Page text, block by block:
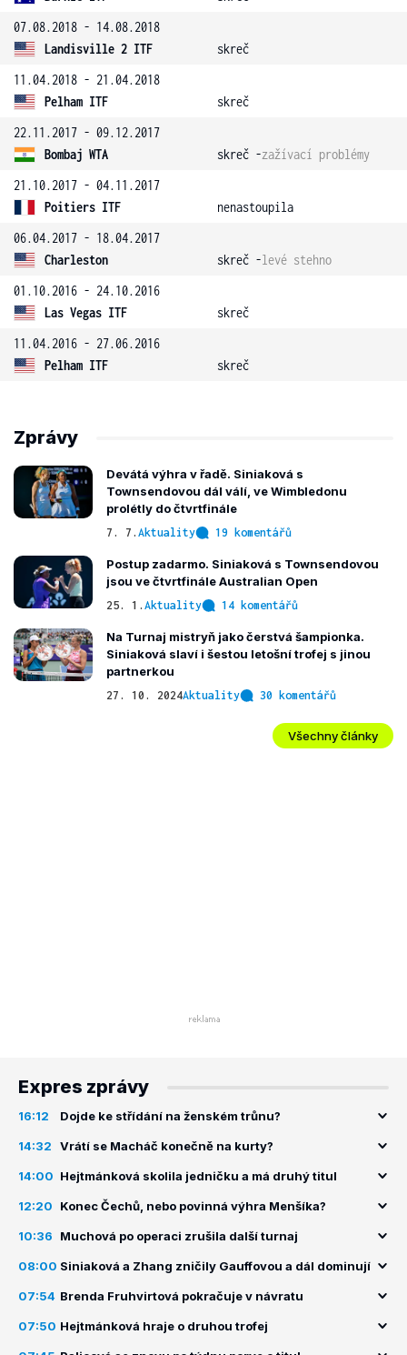
07.08.2018 - 14.08.2018
Landisville 2 ITF
skreč
11.04.2018 - 21.04.2018
Pelham ITF
skreč
22.11.2017 - 09.12.2017
Bombaj WTA
skreč -zažívací problémy
21.10.2017 - 04.11.2017
Poitiers ITF
nenastoupila
06.04.2017 - 18.04.2017
Charleston
skreč -levé stehno
01.10.2016 - 24.10.2016
Las Vegas ITF
skreč
11.04.2016 - 27.06.2016
Pelham ITF
skreč
Zprávy
Devátá výhra v řadě. Siniaková s
Townsendovou dál válí, ve Wimbledonu
prolétly do čtvrtfinále
7. 7. Aktuality 19 komentářů
Postup zadarmo. Siniaková s Townsendovou
jsou ve čtvrtfinále Australian Open
25. 1. Aktuality 14 komentářů
Na Turnaj mistryň jako čerstvá šampionka.
Siniaková slaví i šestou letošní trofej s jinou
partnerkou
27. 10. 2024Aktuality 30 komentářů
Všechny články
Expres zprávy
16:12 Dojde ke střídání na ženském trůnu?
14:32 Vrátí se Macháč konečně na kurty?
14:00 Hejtmánková skolila jedničku a má druhý titul
12:20 Konec Čechů, nebo povinná výhra Menšíka?
10:36 Muchová po operaci zrušila další turnaj
08:00 Siniaková a Zhang zničily Gauffovou a dál dominují
07:54 Brenda Fruhvirtová pokračuje v návratu
07:50 Hejtmánková hraje o druhou trofej